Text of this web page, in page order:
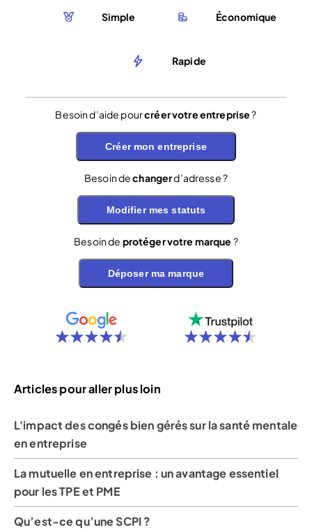
Simple Économique
Rapide
Besoin d’aide pourcréer votre entreprise?
Créer mon entreprise
Besoin dechangerd’adresse ?
Modifier mes statuts
Besoin de protéger votre marque ?
Déposer ma marque
Articles pour aller plus loin
L'impact des congés bien gérés sur la santé mentale
en entreprise
La mutuelle en entreprise : un avantage essentiel
pour les TPE et PME
Qu’est-ce qu’une SCPI ?